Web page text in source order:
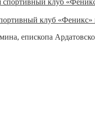
клуб
епископа